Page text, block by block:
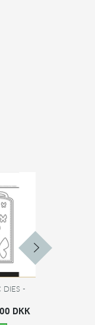
DIES -
DKK